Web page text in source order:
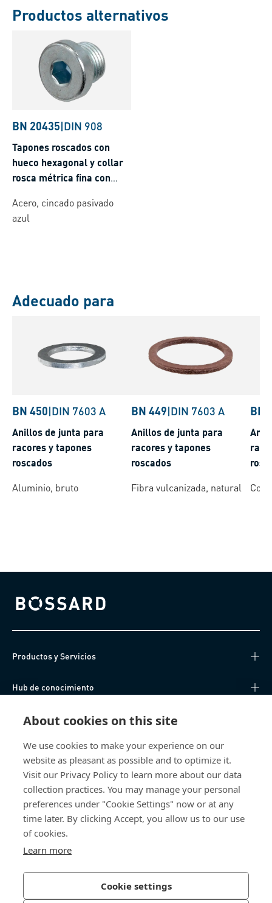
About cookies on this site
We use cookies to make your experience on our
website as pleasant as possible and to optimize it.
Visit our Privacy Policy to learn more about our data
collection practices. You may manage your personal
preferences under "Cookie Settings" now or at any
time later. By clicking Accept, you allow us to our use
of cookies.
Learn more
Cookie settings
Productos alternativos
BN 20435|DIN 908
Tapones roscados con
hueco hexagonal y collar
rosca métrica fina con
Acero, cincado pasivado
azul
Adecuado para
BN 450|DIN 7603 A
Anillos de junta para
racores y tapones
roscados
Aluminio, bruto
BN 449|DIN 7603 A
Anillos de junta para
racores y tapones
roscados
Fibra vulcanizada, natural
BN
Bossard homepage
Productos y Servicios
Hub de conocimiento
Acceso Directo
Sobre nosotros
Bossard España
SC Trade Center
Av. de les Corts Catalanes, 8
08173 Sant Cugat del Vallès (Barcelona)